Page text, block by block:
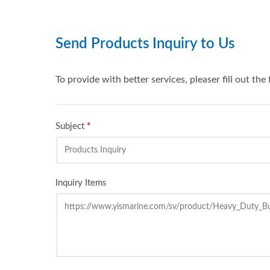
Huvudbatteribrytare Serie